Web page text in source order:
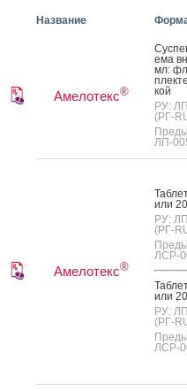
Название
Амелотекс®
ема
мл:
кой
РУ:
(РГ-
ЛП-
Амелотекс®
или
РУ:
(РГ-
ЛСР-
или
РУ:
(РГ-
ЛСР-